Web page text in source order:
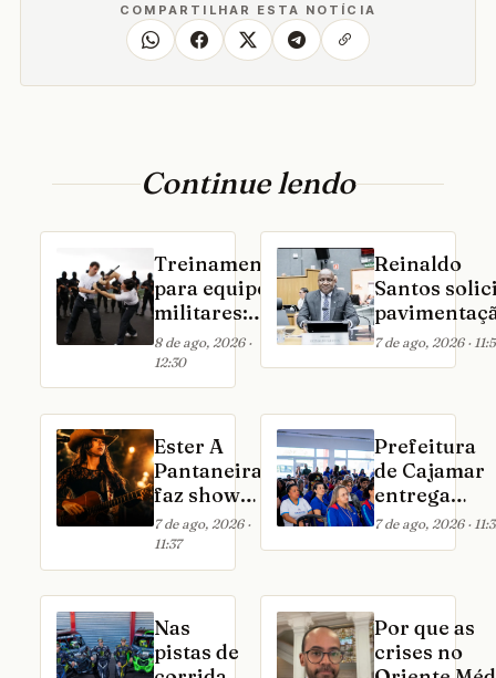
COMPARTILHAR ESTA NOTÍCIA
Continue lendo
Treinamento
para equipes
militares:
módulos
usados e
aprovados
pelas
principais
forças de
defesa serão
apresentados
no COP
International
8 de ago, 2026 ·
12:30
Reinaldo
Santos
do
Saúde de
Cajamar
7 de ago, 2026 ·
Ester A
Pantaneira
faz show
no Villa
Country
em São
Paulo
7 de ago, 2026 ·
11:37
Prefeitura
de Cajamar
entrega
novos
uniformes
2.200
da Educação
7 de ago, 2026 ·
Nas
pistas de
Por que as
crises no